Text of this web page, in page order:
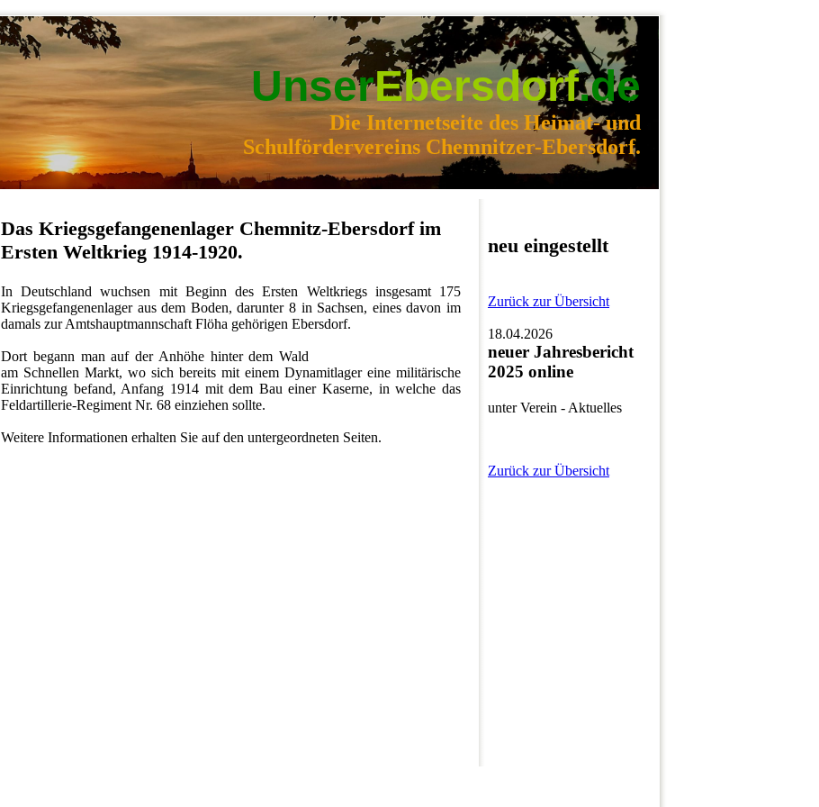
UnserEbersdorf.de
Die Internetseite des Heimat- und
Schulfördervereins Chemnitzer-Ebersdorf.
Das Kriegsgefangenenlager Chemnitz-Ebersdorf im
Ersten Weltkrieg 1914-1920.
In Deutschland wuchsen mit Beginn des Ersten Weltkriegs insgesamt 175
Kriegsgefangenenlager aus dem Boden, darunter 8 in Sachsen, eines davon im
damals zur Amtshauptmannschaft Flöha gehörigen Ebersdorf.
Dort begann man auf der Anhöhe hinter dem Wald
am Schnellen Markt, wo sich bereits mit einem Dynamitlager eine militärische
Einrichtung befand, Anfang 1914 mit dem Bau einer Kaserne, in welche das
Feldartillerie-Regiment Nr. 68 einziehen sollte.
Weitere Informationen erhalten Sie auf den untergeordneten Seiten.
neu eingestellt
Zurück zur Übersicht
18.04.2026
neuer Jahresbericht
2025 online
unter Verein - Aktuelles
Zurück zur Übersicht